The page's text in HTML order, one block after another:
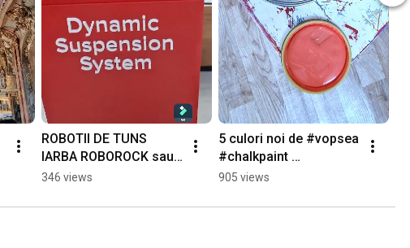
ROBOTII DE TUNS
IARBA ROBOROCK sau
inteligenta artificiala la
346 views
5 culori noi de #vopsea
#chalkpaint
#AnnieSloan
905 views